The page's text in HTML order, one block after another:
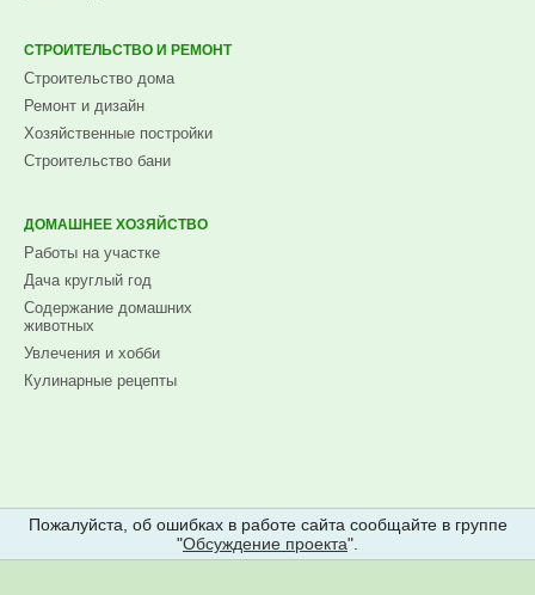
СТРОИТЕЛЬСТВО И РЕМОНТ
Строительство дома
Ремонт и дизайн
Хозяйственные постройки
Строительство бани
ДОМАШНЕЕ ХОЗЯЙСТВО
Работы на участке
Дача круглый год
Содержание домашних
животных
Увлечения и хобби
Кулинарные рецепты
Пожалуйста, об ошибках в работе сайта сообщайте в группе
"Обсуждение проекта".